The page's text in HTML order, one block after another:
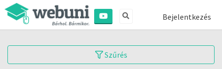
Bejelentkezés
Szűrés